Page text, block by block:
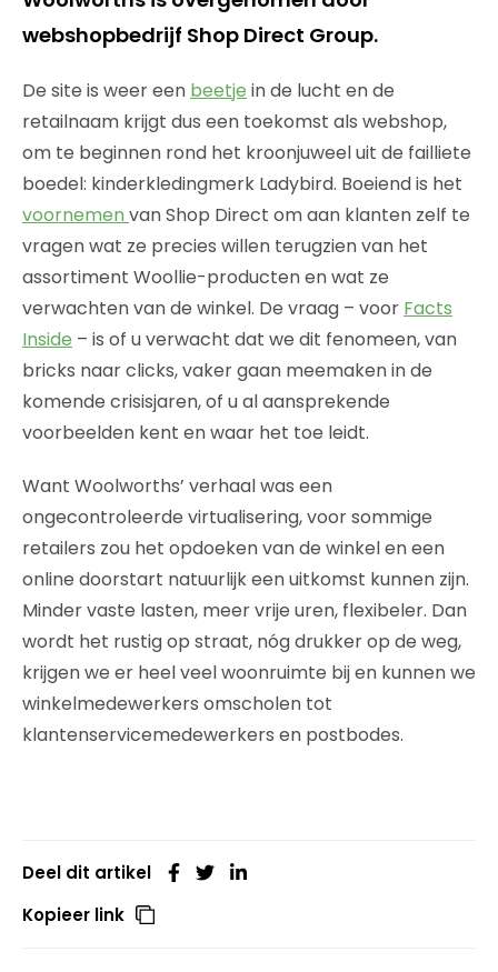
webshopbedrijf Shop Direct Group.
De site is weer een beetje in de lucht en de
retailnaam krijgt dus een toekomst als webshop,
om te beginnen rond het kroonjuweel uit de failliete
boedel: kinderkledingmerk Ladybird. Boeiend is het
voornemen van Shop Direct om aan klanten zelf te
vragen wat ze precies willen terugzien van het
assortiment Woollie-producten en wat ze
verwachten van de winkel. De vraag – voor Facts
Inside – is of u verwacht dat we dit fenomeen, van
bricks naar clicks, vaker gaan meemaken in de
komende crisisjaren, of u al aansprekende
voorbeelden kent en waar het toe leidt.
Want Woolworths’ verhaal was een
ongecontroleerde virtualisering, voor sommige
retailers zou het opdoeken van de winkel en een
online doorstart natuurlijk een uitkomst kunnen zijn.
Minder vaste lasten, meer vrije uren, flexibeler. Dan
wordt het rustig op straat, nóg drukker op de weg,
krijgen we er heel veel woonruimte bij en kunnen we
winkelmedewerkers omscholen tot
klantenservicemedewerkers en postbodes.
Deel dit artikel
Kopieer link